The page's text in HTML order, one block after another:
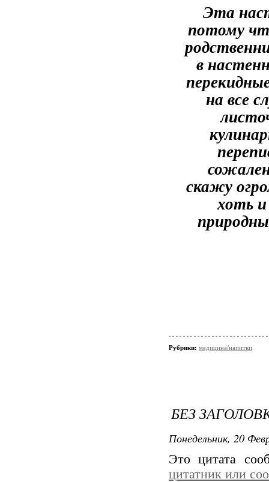
Эта
потому
в
на все
скажу
хоть и
Рубрики: медицина/напитки
БЕЗ
Понедельник, 20
Это цитата
цитатник или